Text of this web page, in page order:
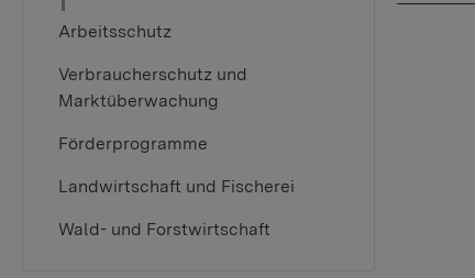
Arbeitsschutz
Verbraucherschutz und
Marktüberwachung
Förderprogramme
Landwirtschaft und Fischerei
Wald- und Forstwirtschaft